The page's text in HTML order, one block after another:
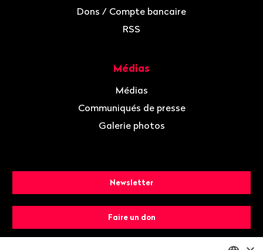
Dons / Compte bancaire
RSS
Médias
Médias
Communiqués de presse
Galerie photos
Newsletter
Faire un don